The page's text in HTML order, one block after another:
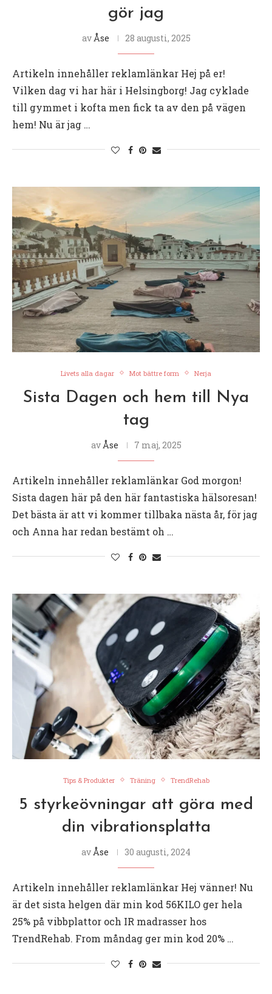
gör jag
av Åse 28 augusti, 2025
Artikeln innehåller reklamlänkar Hej på er!
Vilken dag vi har här i Helsingborg! Jag cyklade
till gymmet i kofta men fick ta av den på vägen
hem! Nu är jag …
Livets alla dagar Mot bättre form Nerja
Sista Dagen och hem till Nya
tag
av Åse 7 maj, 2025
Artikeln innehåller reklamlänkar God morgon!
Sista dagen här på den här fantastiska hälsoresan!
Det bästa är att vi kommer tillbaka nästa år, för jag
och Anna har redan bestämt oh …
Tips & Produkter Träning TrendRehab
5 styrkeövningar att göra med
din vibrationsplatta
av Åse 30 augusti, 2024
Artikeln innehåller reklamlänkar Hej vänner! Nu
är det sista helgen där min kod 56KILO ger hela
25% på vibbplattor och IR madrasser hos
TrendRehab. From måndag ger min kod 20% …